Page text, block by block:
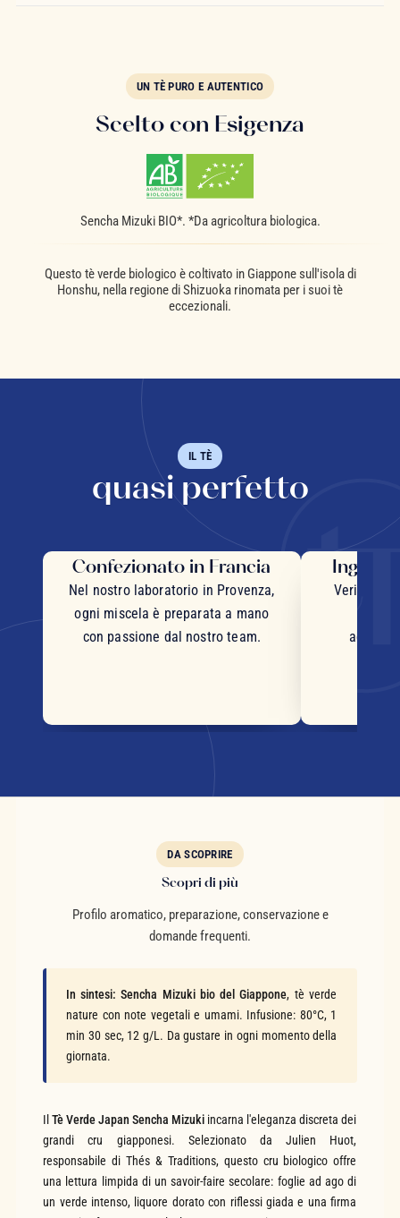
UN TÈ PURO E AUTENTICO
Scelto con Esigenza
Sencha Mizuki BIO*. *Da agricoltura biologica.
Questo tè verde biologico è coltivato in Giappone sull'isola di
Honshu, nella regione di Shizuoka rinomata per i suoi tè
eccezionali.
IL TÈ
quasi perfetto
Confezionato in Francia
Nel nostro laboratorio in Provenza,
ogni miscela è preparata a mano
con passione dal nostro team.
Veri pezzi
DA SCOPRIRE
Scopri di più
Profilo aromatico, preparazione, conservazione e
domande frequenti.
In sintesi: Sencha Mizuki bio del Giappone, tè verde
nature con note vegetali e umami. Infusione: 80°C, 1
min 30 sec, 12 g/L. Da gustare in ogni momento della
giornata.
IlTè Verde Japan Sencha Mizuki incarna l'eleganza discreta dei
grandi cru giapponesi. Selezionato da Julien Huot,
responsabile di Thés & Traditions, questo cru biologico offre
una lettura limpida di un savoir-faire secolare: foglie ad ago di
un verde intenso, liquore dorato con riflessi giada e una firma